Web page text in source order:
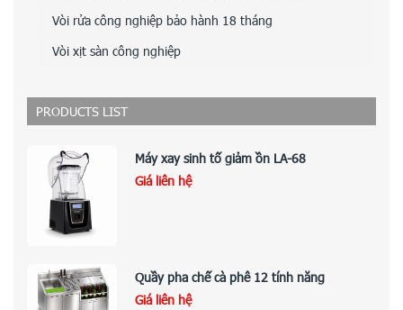
Vòi rửa công nghiệp bảo hành 18 tháng
Vòi xịt sàn công nghiệp
PRODUCTS LIST
Máy xay sinh tố giảm ồn LA-68
Giá liên hệ
Quầy pha chế cà phê 12 tính năng
Giá liên hệ